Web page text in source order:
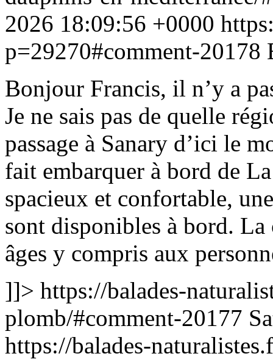
2026 18:09:56 +0000
p=29270#comment-20178
Bonjour Francis, il n’y a
Je ne sais pas de quelle
passage à Sanary d’ici le
fait embarquer à bord de
spacieux et confortable,
sont disponibles à bord. La
âges y compris aux
]]> https://balades-
plomb/#comment-20177
https://balades-